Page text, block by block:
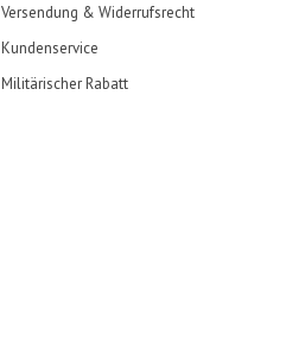
Versendung & Widerrufsrecht
Kundenservice
Militärischer Rabatt